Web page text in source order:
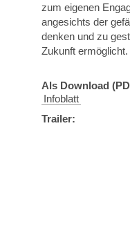
zum eigenen
angesichts der
denken und zu
Zukunft ermöglicht.
Als Download
Infoblatt
Trailer: